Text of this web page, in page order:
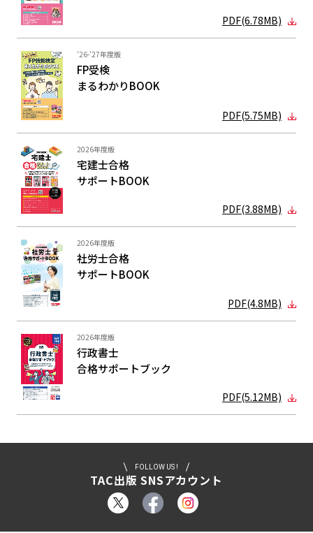
PDF(6.78MB)
'26-'27年度版
FP受検
まるわかりBOOK
PDF(5.75MB)
2026年度版
宅建士合格
サポートBOOK
PDF(3.88MB)
2026年度版
社労士合格
サポートBOOK
PDF(4.8MB)
2026年度版
行政書士
合格サポートブック
PDF(5.12MB)
FOLLOW US !
TAC出版 SNSアカウント